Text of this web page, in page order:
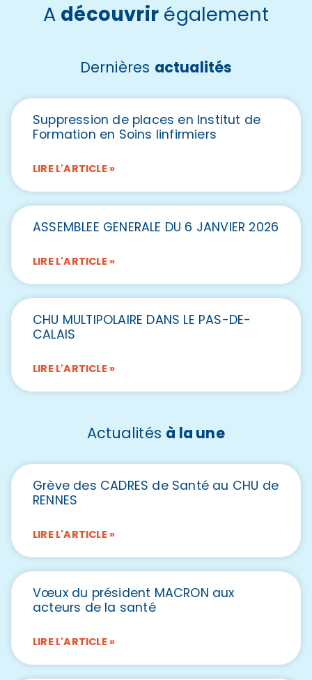
A découvrir également
Dernières actualités
Suppression de places en Institut de
Formation en Soins Iinfirmiers
LIRE L'ARTICLE »
ASSEMBLEE GENERALE DU 6 JANVIER 2026
LIRE L'ARTICLE »
CHU MULTIPOLAIRE DANS LE PAS-DE-
CALAIS
LIRE L'ARTICLE »
Actualités à la une
Grève des CADRES de Santé au CHU de
RENNES
LIRE L'ARTICLE »
Vœux du président MACRON aux
acteurs de la santé
LIRE L'ARTICLE »